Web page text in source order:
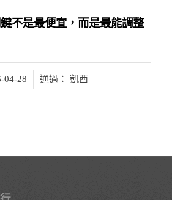
不是最便宜，而是最能調整
04-28 通過： 凱西